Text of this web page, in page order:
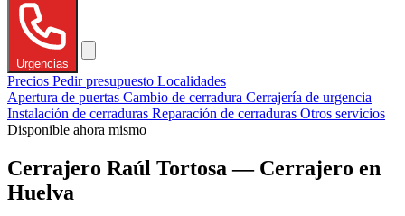
Urgencias
Precios Pedir presupuesto Localidades
Apertura de puertas Cambio de cerradura Cerrajería de urgencia
Instalación de cerraduras Reparación de cerraduras Otros servicios
Disponible ahora mismo
Cerrajero Raúl Tortosa — Cerrajero en
Huelva